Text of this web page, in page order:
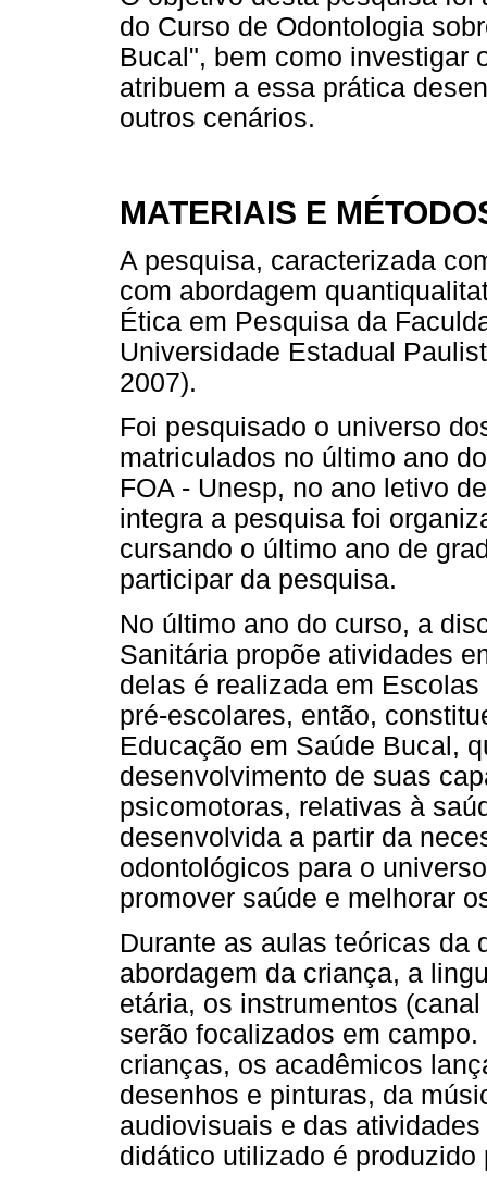
do Curso de Odontologia
Bucal", bem como investigar
atribuem a essa prática
outros cenários.
MATERIAIS E
A pesquisa, caracterizada
com abordagem
Ética em Pesquisa da
Universidade Estadual
2007).
Foi pesquisado o universo
matriculados no último ano
FOA - Unesp, no ano letivo
integra a pesquisa foi
cursando o último ano de
participar da pesquisa.
No último ano do curso, a
Sanitária propõe atividades
delas é realizada em
pré-escolares, então,
Educação em Saúde Bucal,
desenvolvimento de suas
psicomotoras, relativas à
desenvolvida a partir da
odontológicos para o
promover saúde e melhorar
Durante as aulas teóricas da
abordagem da criança, a
etária, os instrumentos
serão focalizados em
crianças, os acadêmicos
desenhos e pinturas, da
audiovisuais e das
didático utilizado é